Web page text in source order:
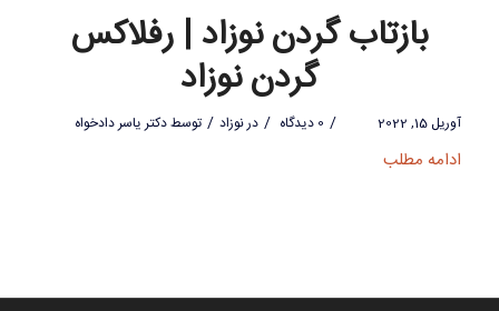
بازتاب گردن نوزاد | رفلاکس
گردن نوزاد
آوریل 15, 2022 / 0 دیدگاه / درنوزاد / توسطدکتر یاسر دادخواه
ادامه مطلب